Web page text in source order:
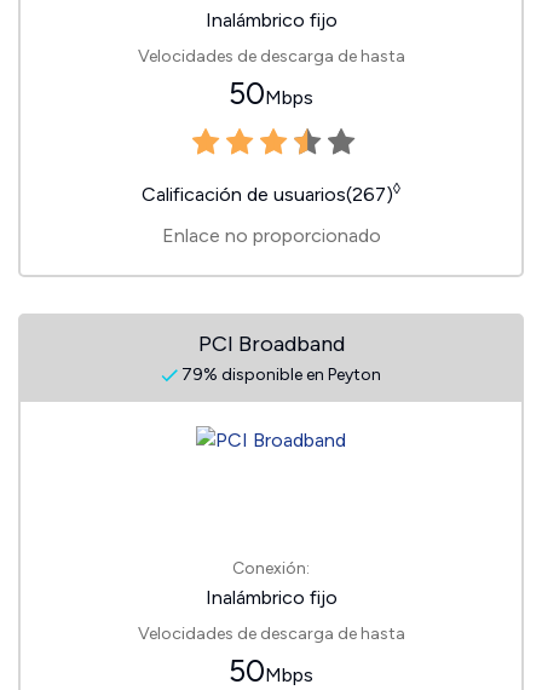
Inalámbrico fijo
Velocidades de descarga de hasta
50Mbps
Calificación de usuarios(267)◊
Enlace no proporcionado
PCI Broadband
79% disponible en Peyton
Conexión:
Inalámbrico fijo
Velocidades de descarga de hasta
50Mbps